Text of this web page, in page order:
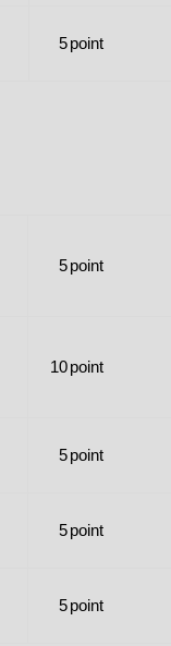
5point
5point
10point
5point
5point
5point